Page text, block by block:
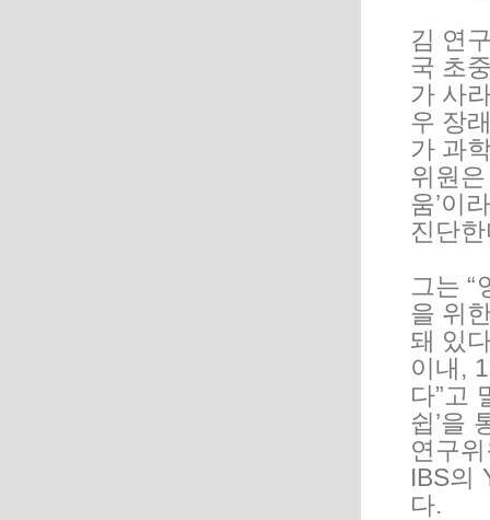
김 연
국 초
가 사
우 장
가 과
위원
움’이
진단
그는
을 위
돼 있
이내,
다”고
쉽’을
연구
IBS의
다.